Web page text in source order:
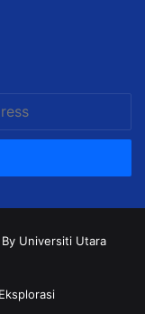
By Universiti Utara